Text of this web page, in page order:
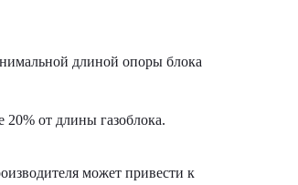
длиной опоры блока
от длины газоблока.
может привести к